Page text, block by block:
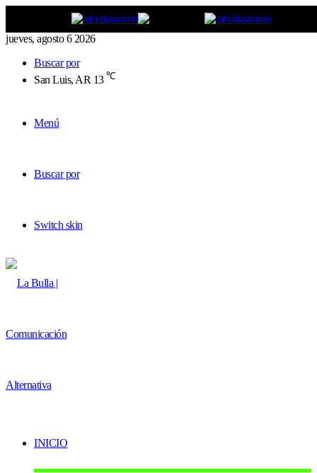
jueves, agosto 6 2026
Buscar por
San Luis, AR 13 ℃
Menú
Buscar por
Switch skin
INICIO